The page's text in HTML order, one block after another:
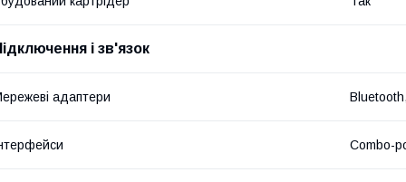
і зв'язок
адаптери
Combo-